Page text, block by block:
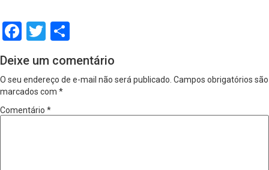
Facebook
Twitter
Deixe um comentário
O seu endereço de e-mail não será publicado. Campos obrigatórios são
marcados com *
Comentário *